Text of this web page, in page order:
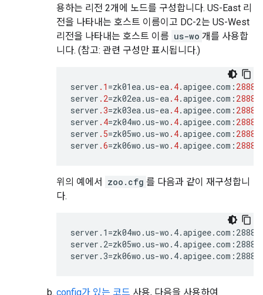
용하는 리전 2개에 노드를 구성합니다. US-East 리
전을 나타내는 호스트 이름이고 DC-2는 US-West
리전을 나타내는 호스트 이름 us-wo 개를 사용합
니다. (참고: 관련 구성만 표시됩니다.)
server .1 =zk01ea.us-ea.4.apigee.com : 2888
server .2=zk02ea.us-ea.4.apigee.com : 2888
server .3=zk03ea.us-ea.4.apigee.com : 2888
server .4=zk04wo .us-wo .4.apigee.com : 2888
server .5=zk05wo .us-wo .4.apigee.com : 2888
server .6=zk06wo .us-wo .4.apigee.com : 2888
위의 예에서 zoo.cfg 를 다음과 같이 재구성합니
다.
server.1=zk04wo.us-
server.2=zk05wo.us-
server.3=zk06wo.us-
config가 있는 코드 사용, 다음을 사용하여